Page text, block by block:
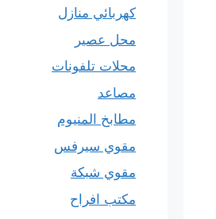
كهربائي منازل
محل عصير
محلات تلفونات
مصاعد
مطابخ المنيوم
مقوي سيرفس
مقوي شبكة
مكتب افراح